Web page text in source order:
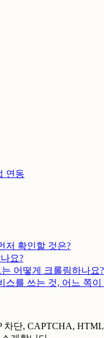
연동
저 확인할 것은?
요?
어떻게 크롤링하나요?
스를 쓰는 것, 어느 쪽
단, CAPTCHA,